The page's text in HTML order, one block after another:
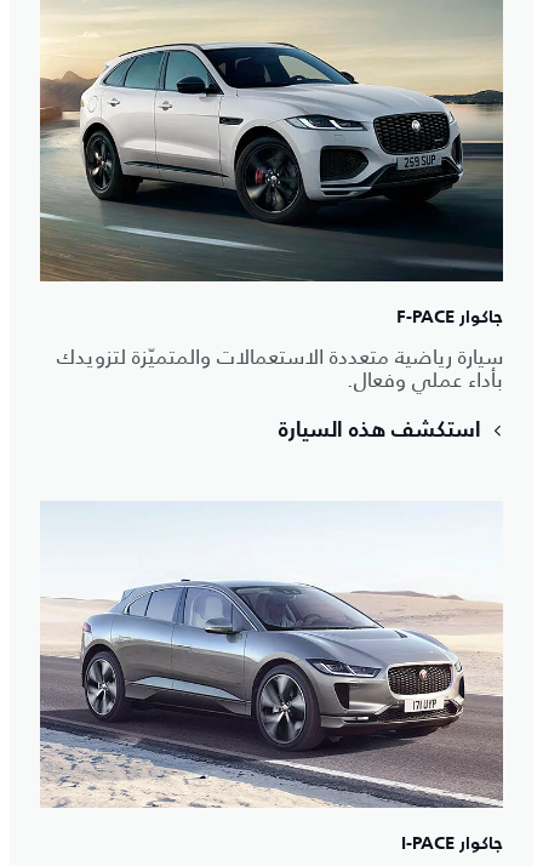
جاكوار F-PACE
سيارة رياضية متعددة الاستعمالات والمتميّزة لتزويدك
بأداء عملي وفعال.
استكشف هذه السيارة
جاكوار I‑PACE